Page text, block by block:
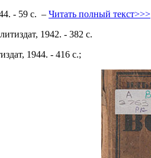
- 59 с. – Читать полный текст>>>
1942. - 382 с.
1944. - 416 с.;